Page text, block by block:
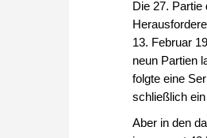
Die 27.
13. Februar
neun Partien
folgte eine
schließlich
Aber in den